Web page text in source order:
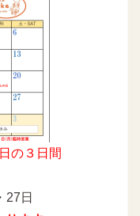
の３日間
27日